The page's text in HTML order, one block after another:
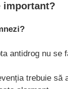
important?
antidrog nu se
trebuie să